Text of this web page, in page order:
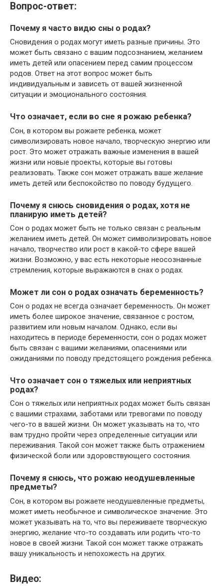
Вопрос-ответ:
Почему я часто видю сны о родах?
Сновидения о родах могут иметь разные причины. Это
может быть связано с вашим подсознанием, желанием
иметь детей или опасением перед самим процессом
родов. Ответ на этот вопрос может быть
индивидуальным и зависеть от вашей жизненной
ситуации и эмоционального состояния.
Что означает, если во сне я рожаю ребенка?
Сон, в котором вы рожаете ребенка, может
символизировать новое начало, творческую энергию или
рост. Это может отражать важные изменения в вашей
жизни или новые проекты, которые вы готовы
реализовать. Также сон может отражать ваше желание
иметь детей или беспокойство по поводу будущего.
Почему я снюсь сновидения о родах, хотя не
планирую иметь детей?
Сон о родах может быть не только связан с реальным
желанием иметь детей. Он может символизировать новое
начало, творчество или рост в какой-то сфере вашей
жизни. Возможно, у вас есть некоторые неосознанные
стремления, которые выражаются в снах о родах.
Может ли сон о родах означать беременность?
Сон о родах не всегда означает беременность. Он может
иметь более широкое значение, связанное с ростом,
развитием или новым началом. Однако, если вы
находитесь в периоде беременности, сон о родах может
быть связан с вашими желаниями, опасениями или
ожиданиями по поводу предстоящего рождения ребенка.
Что означает сон о тяжелых или неприятных
родах?
Сон о тяжелых или неприятных родах может быть связан
с вашими страхами, заботами или тревогами по поводу
чего-то в вашей жизни. Он может указывать на то, что
вам трудно пройти через определенные ситуации или
переживания. Такой сон может также быть отражением
физической боли или здоровствующего состояния.
Почему я снюсь, что рожаю неодушевленные
предметы?
Сон, в котором вы рожаете неодушевленные предметы,
может иметь необычное и символическое значение. Это
может указывать на то, что вы переживаете творческую
энергию, желание что-то создавать или родить что-то
новое в своей жизни. Такой сон может также отражать
вашу уникальность и непохожесть на других.
Видео: